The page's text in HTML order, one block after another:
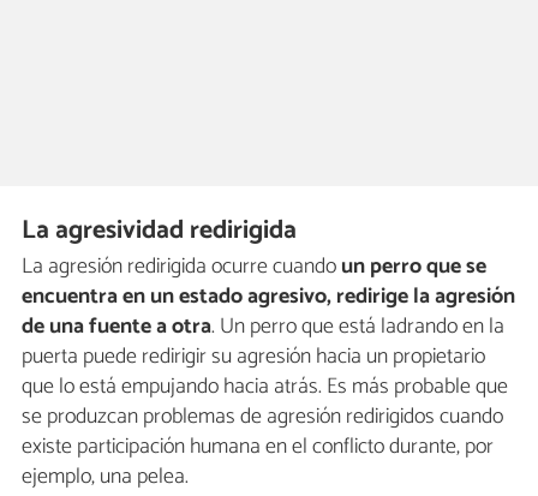
La agresividad redirigida
La agresión redirigida ocurre cuandoun perro que se
encuentra en un estado agresivo, redirige la agresión
de una fuente a otra. Un perro que está ladrando en la
puerta puede redirigir su agresión hacia un propietario
que lo está empujando hacia atrás. Es más probable que
se produzcan problemas de agresión redirigidos cuando
existe participación humana en el conflicto durante, por
ejemplo, una pelea.